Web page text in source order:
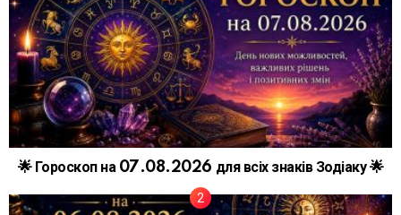
🌟 Гороскоп на 07.08.2026 для всіх знаків Зодіаку 🌟